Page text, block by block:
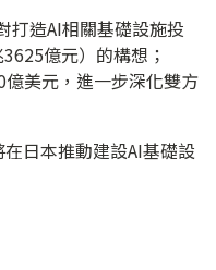
打造AI相關基礎設施投
億元）的構想；
美元，進一步深化雙方
日本推動建設AI基礎設